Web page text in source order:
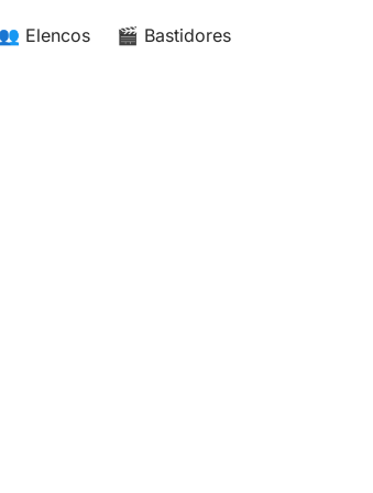
👥 Elencos 🎬 Bastidores